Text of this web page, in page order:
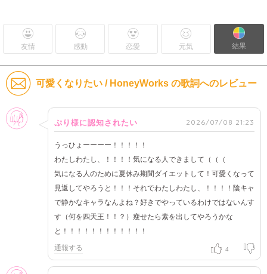
友情 感動 恋愛 元気 結果
可愛くなりたい / HoneyWorks の歌詞へのレビュー
女性
ぷり様に認知されたい 2026/07/08 21:23
うっひょーーーー！！！！！
わたしわたし、！！！！気になる人できまして（（（
気になる人のために夏休み期間ダイエットして！可愛くなって
見返してやろうと！！！それでわたしわたし、！！！！陰キャ
で静かなキャラなんよね？好きでやっているわけではないんす
す（何を四天王！！？）瘦せたら素を出してやろうかな
と！！！！！！！！！！！！
通報する 4
女性